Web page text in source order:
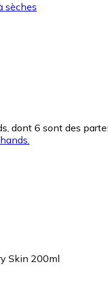
sèches
dont 6 sont des
Skin 200ml